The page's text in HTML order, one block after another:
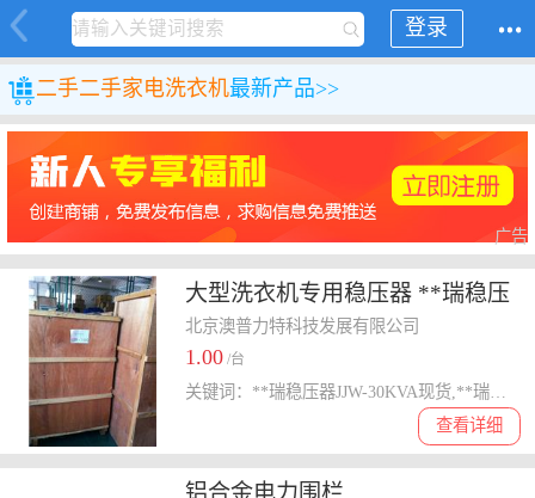
登录
二手二手家电洗衣机最新产品>>
广告
大型洗衣机专用稳压器 **瑞稳压
器JJW-30KVA报价
北京澳普力特科技发展有限公司
1.00 /台
查看详细
铝合金电力围栏